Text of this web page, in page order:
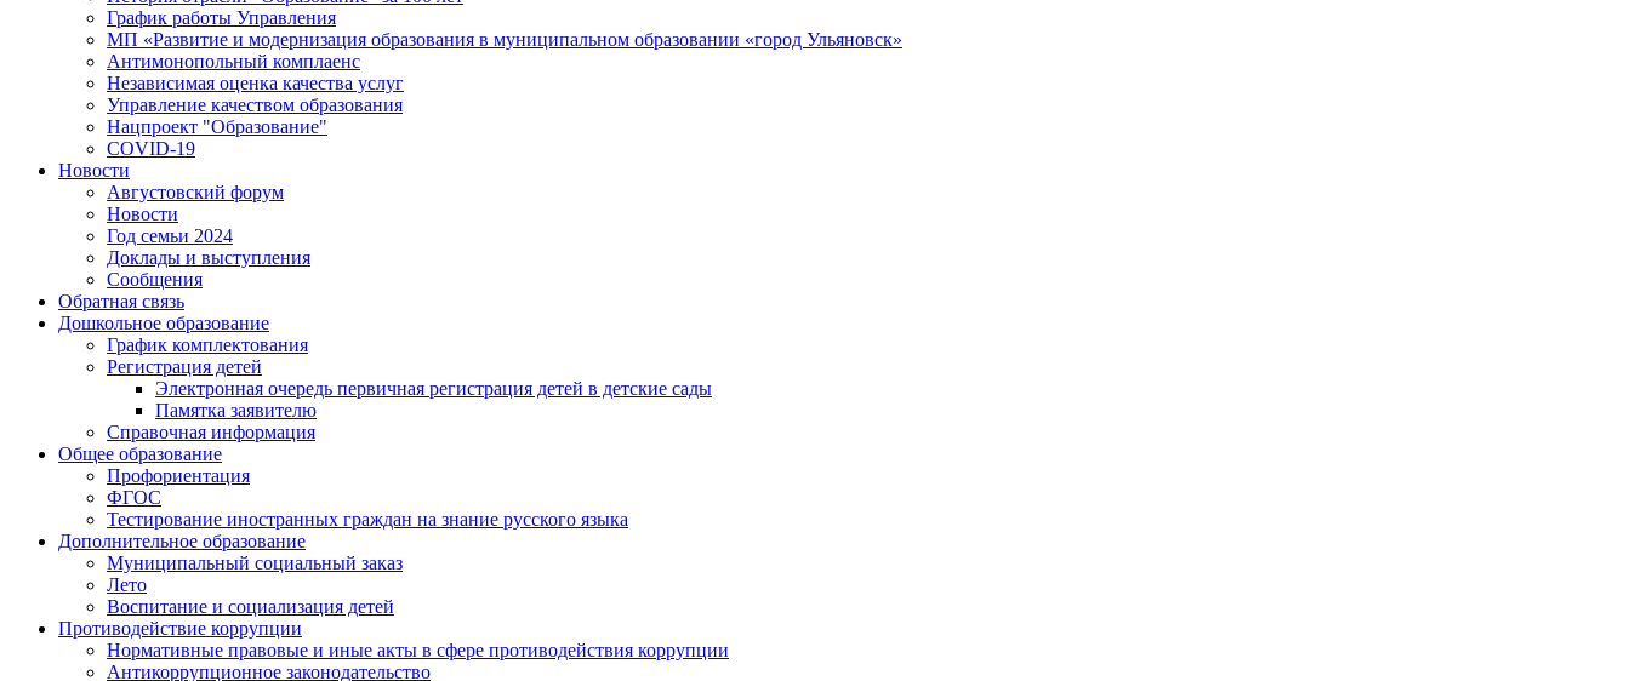
График работы Управления
МП «Развитие и модернизация образования в муниципальном образовании «город Ульяновск»
Антимонопольный комплаенс
Независимая оценка качества услуг
Управление качеством образования
Нацпроект "Образование"
COVID-19
Новости
Августовский форум
Новости
Год семьи 2024
Доклады и выступления
Сообщения
Обратная связь
Дошкольное образование
График комплектования
Регистрация детей
Электронная очередь первичная регистрация детей в детские сады
Памятка заявителю
Справочная информация
Общее образование
Профориентация
ФГОС
Тестирование иностранных граждан на знание русского языка
Дополнительное образование
Муниципальный социальный заказ
Лето
Воспитание и социализация детей
Противодействие коррупции
Нормативные правовые и иные акты в сфере противодействия коррупции
Антикоррупционное законодательство